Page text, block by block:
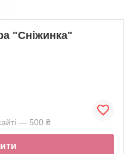
"Сніжинка"
— 500 ₴